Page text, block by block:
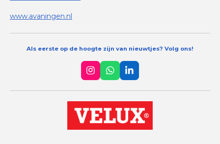
www.avaningen.nl
Als eerste op de hoogte zijn van nieuwtjes? Volg ons!
I
n
s
t
a
g
W
h
a
t
s
A
L
i
n
k
e
d